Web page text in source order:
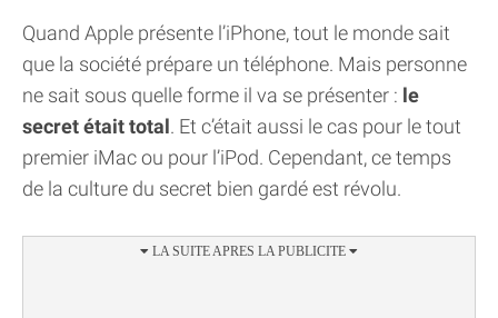
Quand Apple présente l’iPhone, tout le monde sait
que la société prépare un téléphone. Mais personne
ne sait sous quelle forme il va se présenter : le
secret était total. Et c’était aussi le cas pour le tout
premier iMac ou pour l’iPod. Cependant, ce temps
de la culture du secret bien gardé est révolu.